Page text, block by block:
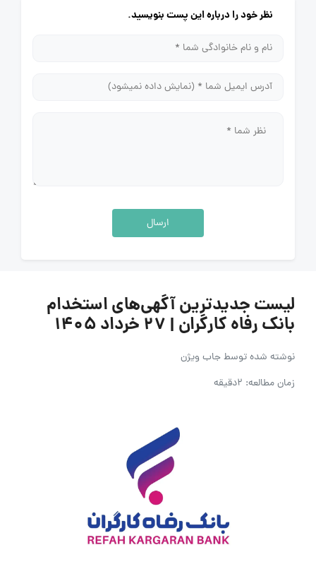
نظر خود را درباره این پست بنویسید.
ارسال
لیست جدیدترین آگهی‌های استخدام
بانک رفاه کارگران | ۲۷ خرداد ۱۴۰۵
نوشته شده توسطجاب ویژن
زمان مطالعه: 2دقیقه